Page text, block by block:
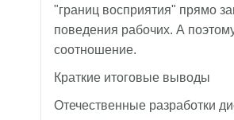
"границ восприятия" прямо
поведения рабочих. А
соотношение.
Краткие итоговые выводы
Отечественные разработки